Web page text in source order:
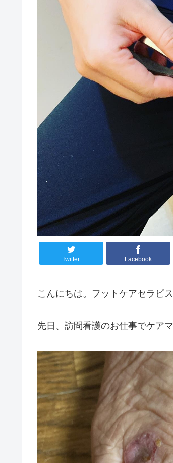
Twitter Facebook
こんにちは。フットケアセラピ
先日、訪問看護のお仕事でケア